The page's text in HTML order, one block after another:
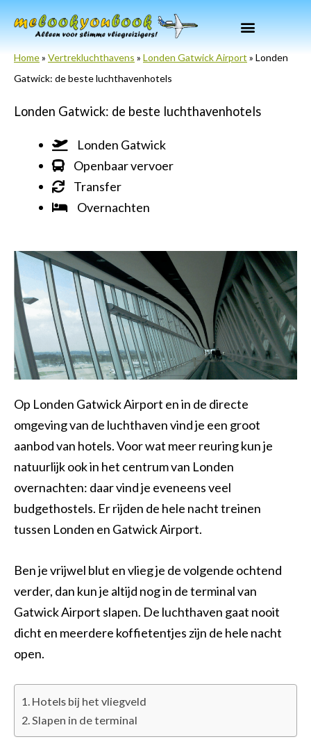
Ga
naar
inhoud
Home» Vertrekluchthavens » Londen Gatwick Airport » Londen
Gatwick: de beste luchthavenhotels
Londen Gatwick: de beste luchthavenhotels
Londen Gatwick
Openbaar vervoer
Transfer
Overnachten
Op Londen Gatwick Airport en in de directe
omgeving van de luchthaven vind je een groot
aanbod van hotels. Voor wat meer reuring kun je
natuurlijk ook in het centrum van Londen
overnachten: daar vind je eveneens veel
budgethostels. Er rijden de hele nacht treinen
tussen Londen en Gatwick Airport.
Ben je vrijwel blut en vlieg je de volgende ochtend
verder, dan kun je altijd nog in de terminal van
Gatwick Airport slapen. De luchthaven gaat nooit
dicht en meerdere koffietentjes zijn de hele nacht
open.
Hotels bij het vliegveld
Slapen in de terminal